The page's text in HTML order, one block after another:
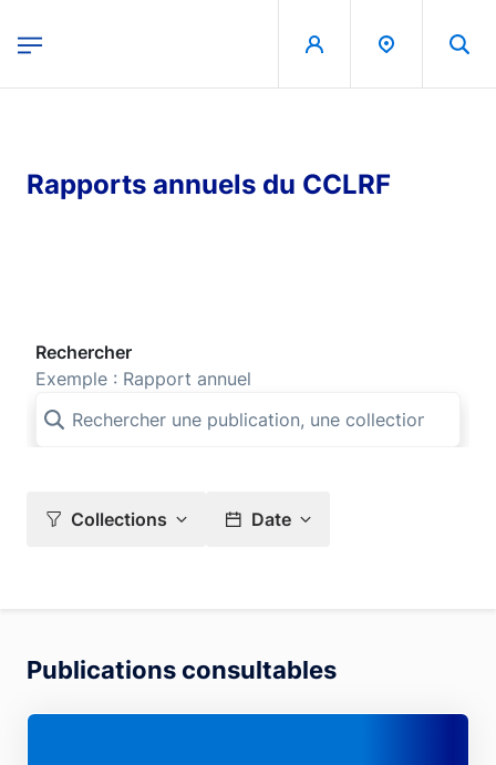
Rapports annuels du CCLRF
Rechercher
Exemple : Rapport annuel
Collections Date
Publications consultables